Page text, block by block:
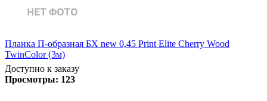
Планка П-образная БХ new 0,45 Print Elite Cherry Wood
TwinColor (3м)
Доступно к заказу
Просмотры: 123